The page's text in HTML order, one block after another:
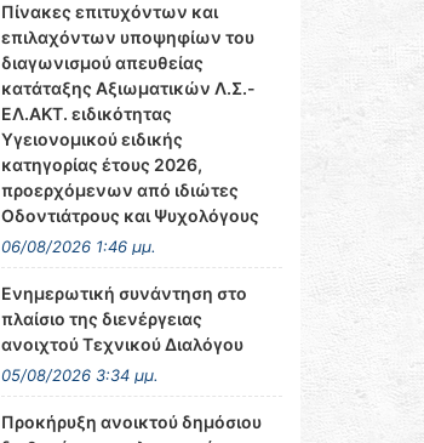
Πίνακες επιτυχόντων και
επιλαχόντων υποψηφίων του
διαγωνισμού απευθείας
κατάταξης Αξιωματικών Λ.Σ.-
ΕΛ.ΑΚΤ. ειδικότητας
Υγειονομικού ειδικής
κατηγορίας έτους 2026,
προερχόμενων από ιδιώτες
Οδοντιάτρους και Ψυχολόγους
06/08/2026 1:46 μμ.
Ενημερωτική συνάντηση στο
πλαίσιο της διενέργειας
ανοιχτού Τεχνικού Διαλόγου
05/08/2026 3:34 μμ.
Προκήρυξη ανοικτού δημόσιου